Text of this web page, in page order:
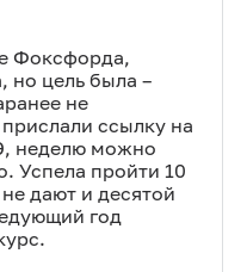
Фоксфорда,
но цель была –
не
ссылку на
неделю можно
Успела пройти 10
дают и десятой
год